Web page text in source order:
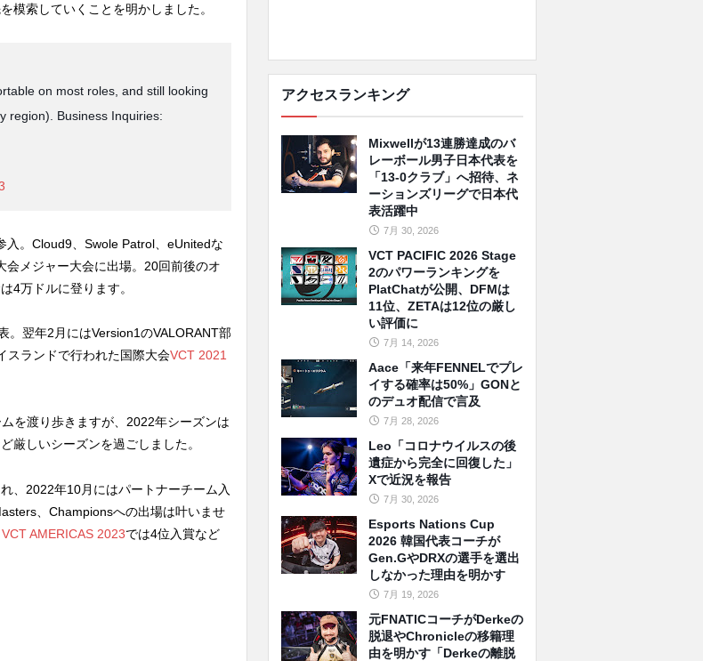
模索していくことを明かしました。
on most roles, and still looking
region). Business Inquiries:
。Cloud9、Swole Patrol、eUnitedな
メジャー大会に出場。20回前後のオ
4万ドルに登ります。
。翌年2月にはVersion1のVALORANT部
スランドで行われた国際大会VCT 2021
を渡り歩きますが、2022年シーズンは
厳しいシーズンを過ごしました。
、2022年10月にはパートナーチーム入
、Championsへの出場は叶いませ
VCT AMERICAS 2023では4位入賞など
アクセスランキング
Mixwellが13連勝達成のバ
レーボール男子日本代表を
「13-0クラブ」へ招待、ネ
ーションズリーグで日本代
表活躍中
7月 30, 2026
VCT PACIFIC 2026 Stage
2のパワーランキングを
PlatChatが公開、DFMは
11位、ZETAは12位の厳し
い評価に
7月 14, 2026
Aace「来年FENNELでプレ
イする確率は50%」GONと
のデュオ配信で言及
7月 28, 2026
Leo「コロナウイルスの後
遺症から完全に回復した」
Xで近況を報告
7月 30, 2026
Esports Nations Cup
2026 韓国代表コーチが
Gen.GやDRXの選手を選出
しなかった理由を明かす
7月 19, 2026
元FNATICコーチがDerkeの
脱退やChronicleの移籍理
由を明かす「Derkeの離脱